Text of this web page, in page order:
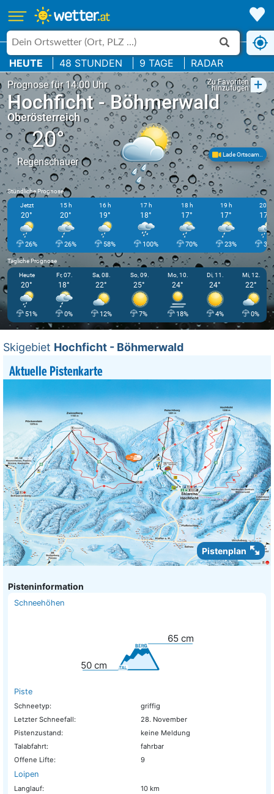
HEUTE 48 STUNDEN 9 TAGE RADAR
Prognose für 14:00 Uhr Zu Favoriten
hinzufügen +
Hochficht - Böhmerwald
Oberösterreich
20°
Regenschauer
Lade Ortscam..
Stündliche Prognose
Jetzt
20°
26%
15 h
20°
26%
16 h
19°
58%
17 h
18°
100%
18 h
17°
70%
19 h
17°
23%
20 h
17°
Tägliche Prognose
Heute
20°
51%
Fr, 07.
18°
0%
Sa, 08.
22°
12%
So, 09.
25°
7%
Mo, 10.
24°
18%
Di, 11.
24°
4%
Mi, 12.
22°
0%
Skigebiet Hochficht - Böhmerwald
Aktuelle Pistenkarte
Pistenplan
Pisteninformation
Schneehöhen
50 cm
65 cm
Piste
Schneetyp:
griffig
Letzter Schneefall:
28. November
Pistenzustand:
keine Meldung
Talabfahrt:
fahrbar
Offene Lifte:
9
Loipen
Langlauf:
10 km